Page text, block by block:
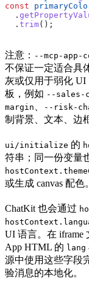
const
  .
  .
trim();
注意： --mcp-
不保证一定适合具
灰或仅用于弱化 UI
板，例如 --sales-
margin
--risk-
制背景、文本、边
ui/initialize 的
符串；同一份变量
或生成 canvas 配色。
ChatKit 也会通过
UI 语言。在 iframe
App HTML 的 lang
源中使用这些字段
验消息的本地化。